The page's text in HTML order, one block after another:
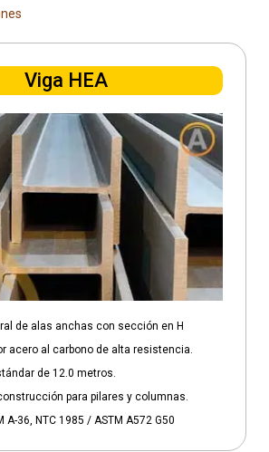
Viga HEA
de alas anchas con sección en H
acero al carbono de alta resistencia.
de 12.0 metros.
para pilares y columnas.
A-36, NTC 1985 / ASTM A572 G50